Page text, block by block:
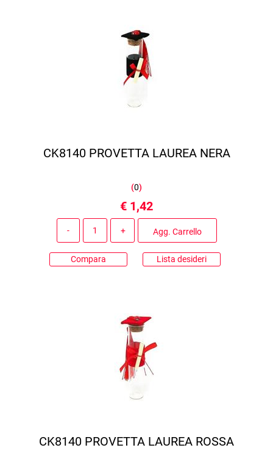
CK8140 PROVETTA LAUREA NERA
(0)
€ 1,42
Agg. Carrello
Compara Lista desideri
CK8140 PROVETTA LAUREA ROSSA